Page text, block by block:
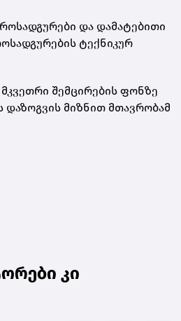
და დამატებითი
ტექნიკურ
შემცირების ფონზე
დაზოგვის მიზნით მთავრობამ
კი